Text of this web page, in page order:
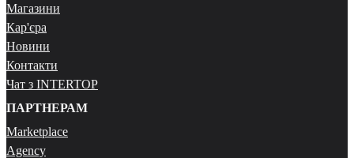
Магазини
Кар'єра
Новини
Контакти
Чат з INTERTOP
ПАРТНЕРАМ
Marketplace
Agency